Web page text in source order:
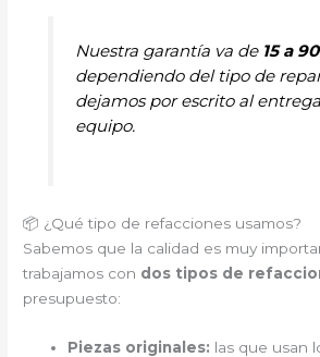
Nuestra garantía va de 15 a
dependiendo del tipo de
dejamos por escrito al
equipo.
📦 ¿Qué tipo de refacciones usamos?
Sabemos que la calidad es muy
trabajamos con dos tipos de
presupuesto:
Piezas originales: las que usan